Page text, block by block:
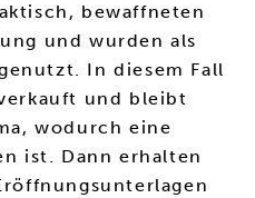
bewaffneten
und wurden als
In diesem Fall
und bleibt
wodurch eine
ist. Dann erhalten